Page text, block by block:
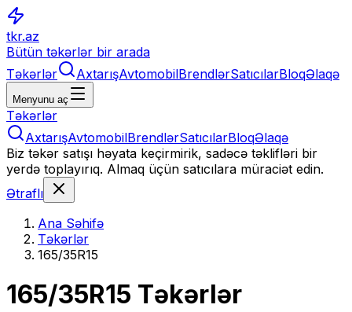
tkr.az
Bütün təkərlər bir arada
Təkərlər
AxtarışAvtomobilBrendlərSatıcılarBloqƏlaqə
Menyunu aç
Təkərlər
AxtarışAvtomobilBrendlərSatıcılarBloqƏlaqə
Biz təkər satışı həyata keçirmirik, sadəcə təklifləri bir
yerdə toplayırıq. Almaq üçün satıcılara müraciət edin.
Ətraflı
Ana Səhifə
Təkərlər
165/35R15
165/35R15 Təkərlər